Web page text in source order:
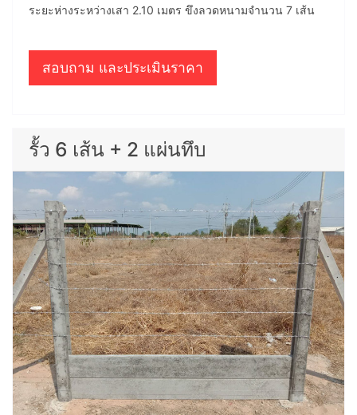
ระยะห่างระหว่างเสา 2.10 เมตร ขึงลวดหนามจำนวน 7 เส้น
สอบถาม และประเมินราคา
รั้ว 6 เส้น + 2 แผ่นทึบ